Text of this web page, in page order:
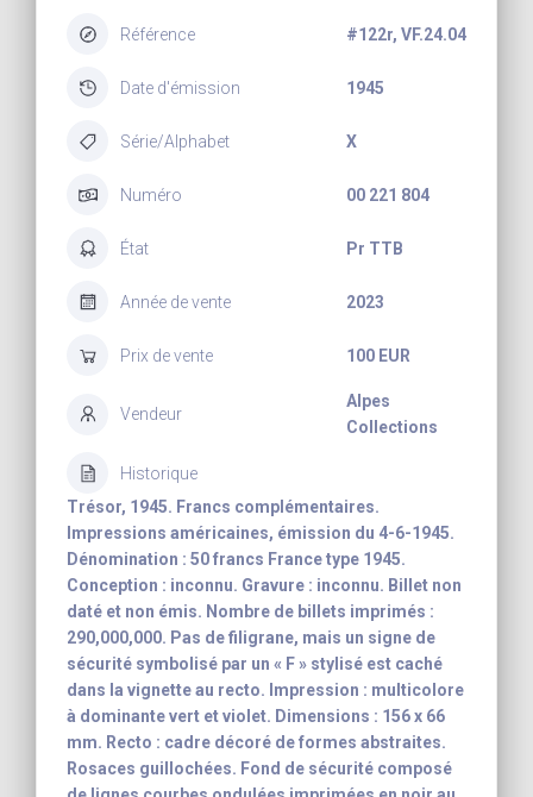
Référence #122r, VF.24.04
Date d'émission 1945
Série/Alphabet X
Numéro 00 221 804
État Pr TTB
Année de vente 2023
Prix de vente 100 EUR
Vendeur
Alpes
Collections
Historique
Trésor, 1945. Francs complémentaires.
Impressions américaines, émission du 4-6-1945.
Dénomination : 50 francs France type 1945.
Conception : inconnu. Gravure : inconnu. Billet non
daté et non émis. Nombre de billets imprimés :
290,000,000. Pas de filigrane, mais un signe de
sécurité symbolisé par un « F » stylisé est caché
dans la vignette au recto. Impression : multicolore
à dominante vert et violet. Dimensions : 156 x 66
mm. Recto : cadre décoré de formes abstraites.
Rosaces guillochées. Fond de sécurité composé